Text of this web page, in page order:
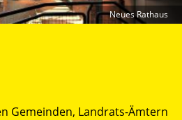
Gemeinden, Landrats-Ämtern
Neues Rathaus